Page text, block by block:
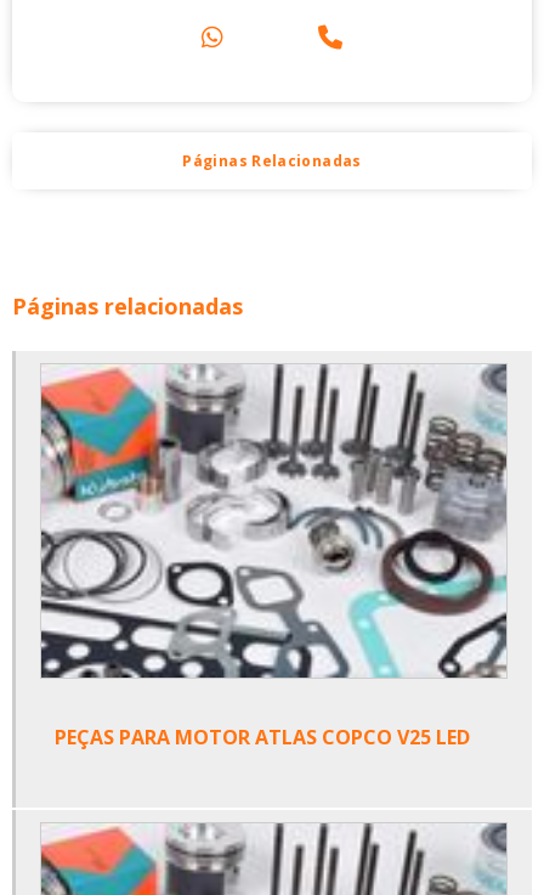
Páginas Relacionadas
Páginas relacionadas
PEÇAS PARA MOTOR ATLAS COPCO V25 LED